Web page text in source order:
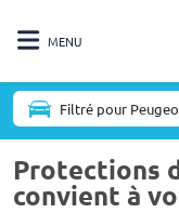
MENU
Filtré pour
Protections
convient à